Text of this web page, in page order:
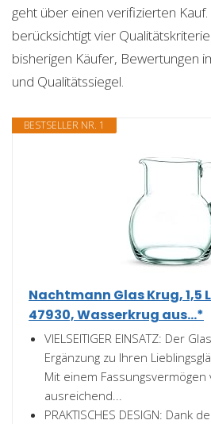
geht über einen verifizierten
berücksichtigt vier
bisherigen Käufer, Bewertungen
und Qualitätssiegel.
BESTSELLER NR. 1
Nachtmann Glas Krug, 1,5
47930, Wasserkrug aus...*
VIELSEITIGER EINSATZ: Der
Ergänzung zu Ihren
Mit einem
ausreichend...
PRAKTISCHES DESIGN: Dank